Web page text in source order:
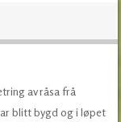
av råsa frå
blitt bygd og i løpet